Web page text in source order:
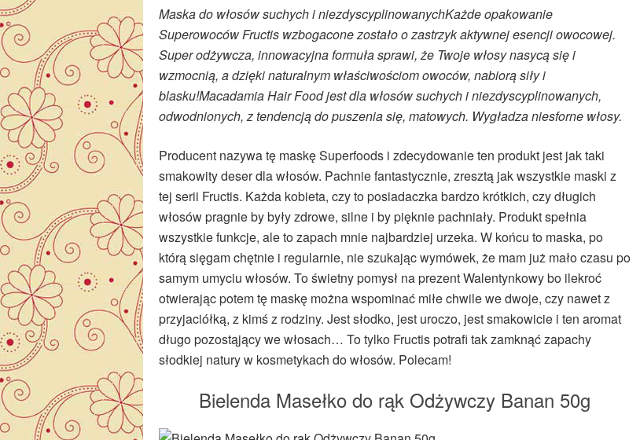
Maska do włosów suchych i niezdyscyplinowanychKażde opakowanie
Superowoców Fructis wzbogacone zostało o zastrzyk aktywnej esencji owocowej.
Super odżywcza, innowacyjna formuła sprawi, że Twoje włosy nasycą się i
wzmocnią, a dzięki naturalnym właściwościom owoców, nabiorą siły i
blasku!Macadamia Hair Food jest dla włosów suchych i niezdyscyplinowanych,
odwodnionych, z tendencją do puszenia się, matowych. Wygładza niesforne włosy.
Producent nazywa tę maskę Superfoods i zdecydowanie ten produkt jest jak taki
smakowity deser dla włosów. Pachnie fantastycznie, zresztą jak wszystkie maski z
tej serii Fructis. Każda kobieta, czy to posiadaczka bardzo krótkich, czy długich
włosów pragnie by były zdrowe, silne i by pięknie pachniały. Produkt spełnia
wszystkie funkcje, ale to zapach mnie najbardziej urzeka. W końcu to maska, po
którą sięgam chętnie i regularnie, nie szukając wymówek, że mam już mało czasu po
samym umyciu włosów. To świetny pomysł na prezent Walentynkowy bo ilekroć
otwierając potem tę maskę można wspominać miłe chwile we dwoje, czy nawet z
przyjaciółką, z kimś z rodziny. Jest słodko, jest uroczo, jest smakowicie i ten aromat
długo pozostąjący we włosach… To tylko Fructis potrafi tak zamknąć zapachy
słodkiej natury w kosmetykach do włosów. Polecam!
Bielenda Masełko do rąk Odżywczy Banan 50g